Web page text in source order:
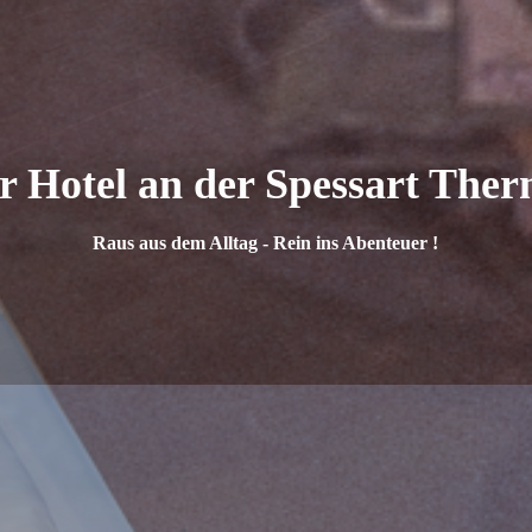
Hotel an der Spessart
Raus aus dem Alltag - Rein ins Abenteuer !